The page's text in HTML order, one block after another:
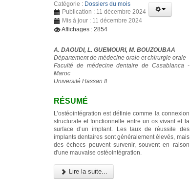
Catégorie : Dossiers du mois
Publication : 11 décembre 2024
Mis à jour : 11 décembre 2024
Affichages : 2854
A. DAOUDI, L. GUEMOURI, M. BOUZOUBAA
Département de médecine orale et chirurgie orale
Faculté de médecine dentaire de Casablanca -
Maroc
Université Hassan II
RÉSUMÉ
L’ostéointégration est définie comme la connexion
structurale et fonctionnelle entre un os vivant et la
surface d’un implant. Les taux de réussite des
implants dentaires sont généralement élevés, mais
des échecs peuvent survenir, souvent en raison
d'une mauvaise ostéointégration.
Lire la suite...